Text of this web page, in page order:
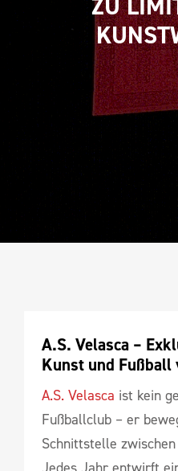
A.S. Velasca –
Kunst und Fußball
A.S. Velasca ist kein
Fußballclub – er
Schnittstelle